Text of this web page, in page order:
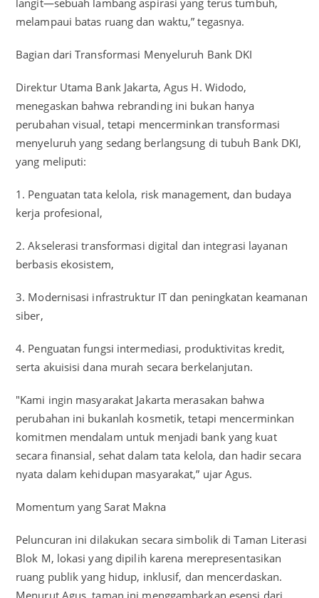
langit—sebuah lambang aspirasi yang terus tumbuh,
melampaui batas ruang dan waktu,” tegasnya.
Bagian dari Transformasi Menyeluruh Bank DKI
Direktur Utama Bank Jakarta, Agus H. Widodo,
menegaskan bahwa rebranding ini bukan hanya
perubahan visual, tetapi mencerminkan transformasi
menyeluruh yang sedang berlangsung di tubuh Bank DKI,
yang meliputi:
1. Penguatan tata kelola, risk management, dan budaya
kerja profesional,
2. Akselerasi transformasi digital dan integrasi layanan
berbasis ekosistem,
3. Modernisasi infrastruktur IT dan peningkatan keamanan
siber,
4. Penguatan fungsi intermediasi, produktivitas kredit,
serta akuisisi dana murah secara berkelanjutan.
"Kami ingin masyarakat Jakarta merasakan bahwa
perubahan ini bukanlah kosmetik, tetapi mencerminkan
komitmen mendalam untuk menjadi bank yang kuat
secara finansial, sehat dalam tata kelola, dan hadir secara
nyata dalam kehidupan masyarakat,” ujar Agus.
Momentum yang Sarat Makna
Peluncuran ini dilakukan secara simbolik di Taman Literasi
Blok M, lokasi yang dipilih karena merepresentasikan
ruang publik yang hidup, inklusif, dan mencerdaskan.